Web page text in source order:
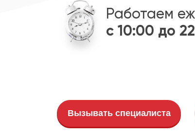
Работаем
с 10:00 до
Вызывать специалиста